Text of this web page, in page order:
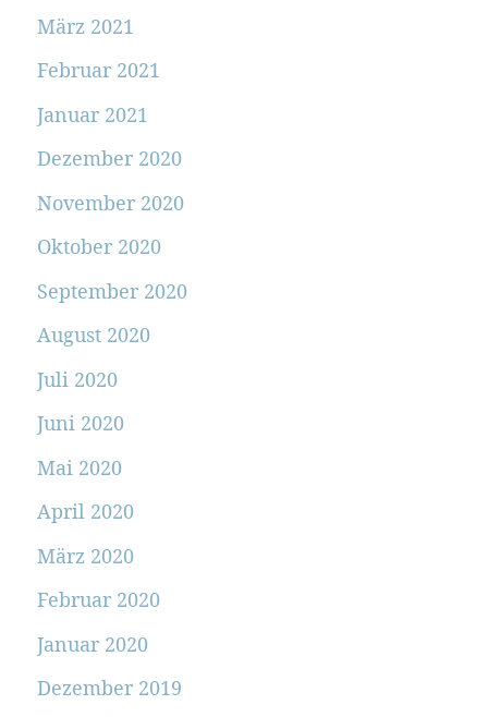
März 2021
Februar 2021
Januar 2021
Dezember 2020
November 2020
Oktober 2020
September 2020
August 2020
Juli 2020
Juni 2020
Mai 2020
April 2020
März 2020
Februar 2020
Januar 2020
Dezember 2019